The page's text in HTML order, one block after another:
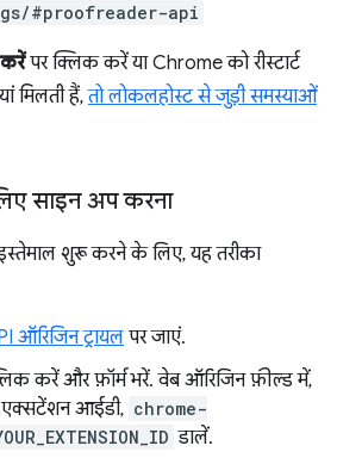
#proofreader-api
पर क्लिक करें या Chrome को रीस्टार्ट
मिलती हैं,तो लोकलहोस्ट से जुड़ी समस्याओं
साइन अप करना
शुरू करने के लिए, यह तरीका
ऑरिजिन ट्रायल पर जाएं.
करें और फ़ॉर्म भरें. वेब ऑरिजिन फ़ील्ड में,
आईडी, chrome-
डालें.